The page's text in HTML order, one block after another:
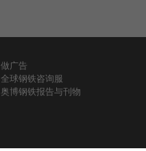
做广告
全球钢铁咨询服
奥博钢铁报告与刊物